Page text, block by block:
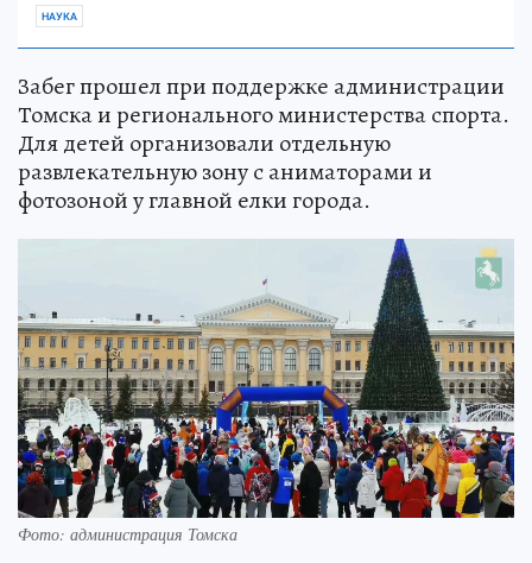
НАУКА
Забег прошел при поддержке администрации
Томска и регионального министерства спорта.
Для детей организовали отдельную
развлекательную зону с аниматорами и
фотозоной у главной елки города.
Фото: администрация Томска